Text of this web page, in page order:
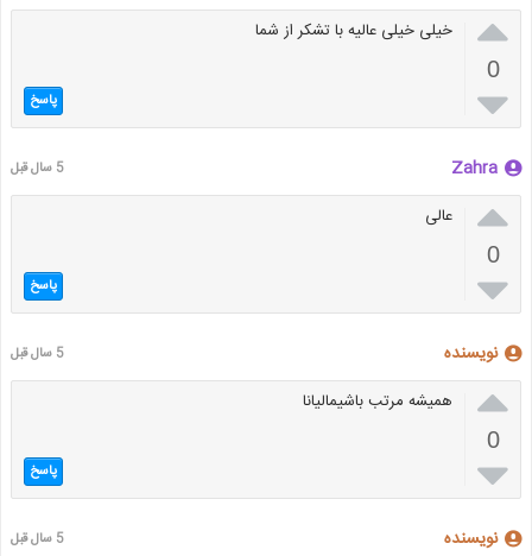

0

خیلی خیلی عالیه با تشکر از شما
پاسخ
Zahra 5 سال قبل

0

عالی
پاسخ
نویسنده 5 سال قبل

0

همیشه مرتب باشیمالیانا
پاسخ
نویسنده 5 سال قبل